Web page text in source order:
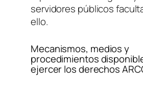
servidores públicos
ello.
Mecanismos, medios y
procedimientos
ejercer los derechos